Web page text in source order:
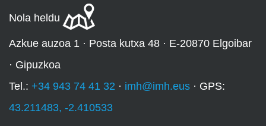
Nola heldu
Azkue auzoa 1 · Posta kutxa 48 · E-20870 Elgoibar
· Gipuzkoa
Tel.: +34 943 74 41 32 · imh@imh.eus · GPS:
43.211483, -2.410533